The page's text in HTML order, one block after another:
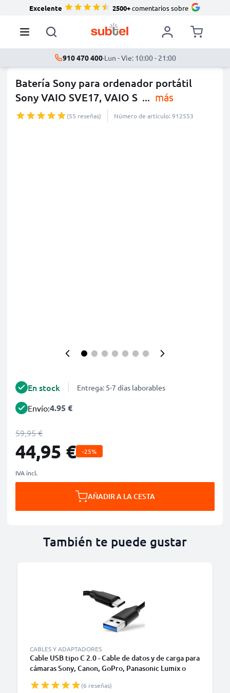
Excelente 2500+comentarios sobre
910 470 400·Lun - Vie: 10:00 - 21:00
Batería Sony para ordenador portátil
Sony VAIO SVE17, VAIO S ... más
(55 reseñas) Número de artículo: 912553
En stock Entrega: 5-7 días laborables
Envío:4.95 €
59,95 €
44,95 € -25%
IVA incl.
AÑADIR A LA CESTA
También te puede gustar
CABLES Y ADAPTADORES
Cable USB tipo C 2.0 - Cable de datos y de carga para
cámaras Sony, Canon, GoPro, Panasonic Lumix o
cargador USB tipo C(6 reseñas)